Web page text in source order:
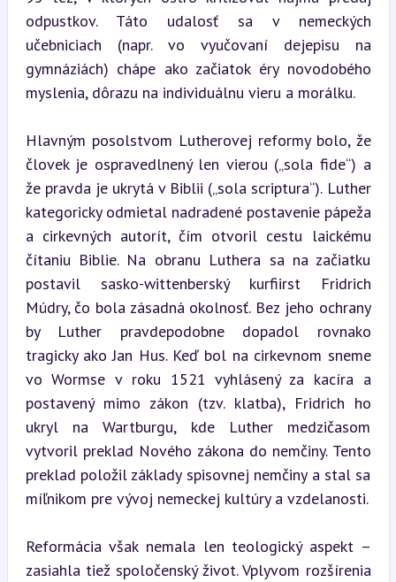
odpustkov. Táto udalosť sa v nemeckých
učebniciach (napr. vo vyučovaní dejepisu na
gymnáziách) chápe ako začiatok éry novodobého
myslenia, dôrazu na individuálnu vieru a morálku.
Hlavným posolstvom Lutherovej reformy bolo, že
človek je ospravedlnený len vierou („sola fide“) a
že pravda je ukrytá v Biblii („sola scriptura“). Luther
kategoricky odmietal nadradené postavenie pápeža
a cirkevných autorít, čím otvoril cestu laickému
čítaniu Biblie. Na obranu Luthera sa na začiatku
postavil sasko-wittenberský kurfiirst Fridrich
Múdry, čo bola zásadná okolnosť. Bez jeho ochrany
by Luther pravdepodobne dopadol rovnako
tragicky ako Jan Hus. Keď bol na cirkevnom sneme
vo Wormse v roku 1521 vyhlásený za kacíra a
postavený mimo zákon (tzv. klatba), Fridrich ho
ukryl na Wartburgu, kde Luther medzičasom
vytvoril preklad Nového zákona do nemčiny. Tento
preklad položil základy spisovnej nemčiny a stal sa
míľnikom pre vývoj nemeckej kultúry a vzdelanosti.
Reformácia však nemala len teologický aspekt –
zasiahla tiež spoločenský život. Vplyvom rozšírenia